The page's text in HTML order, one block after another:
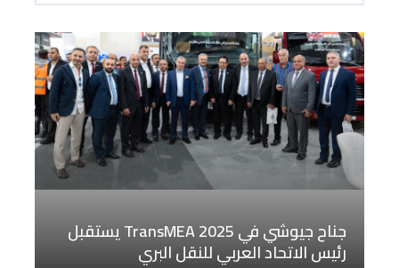
جناح جيوشي في TransMEA 2025 يستقبل
رئيس الاتحاد العربي للنقل البري